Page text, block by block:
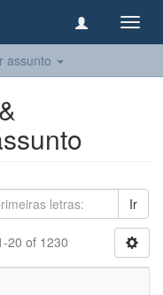
assunto
Ir
20 of 1230